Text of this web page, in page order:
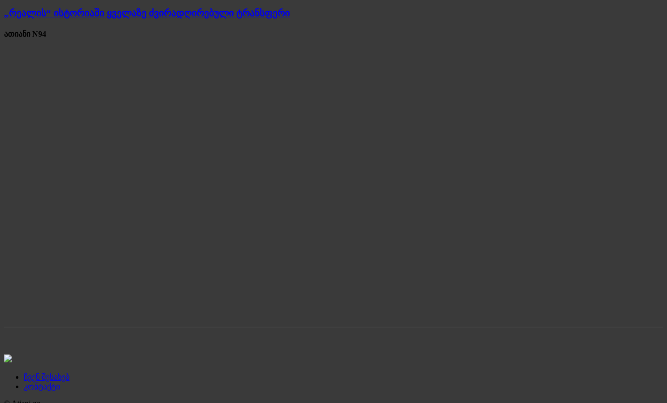
„რეალის“ ისტორიაში ყველაზე ძვირადღირებული ტრანსფერი
ათიანი N94
ჩვენ შესახებ
კონტაქტი